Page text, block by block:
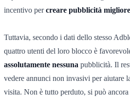
incentivo percreare pubblicità migliore
Tuttavia, secondo i dati dello stesso
quattro utenti del loro blocco è
assolutamente nessuna pubblicità. Il
vedere annunci non invasivi per aiutare
visita. Non è tutto perduto, si può